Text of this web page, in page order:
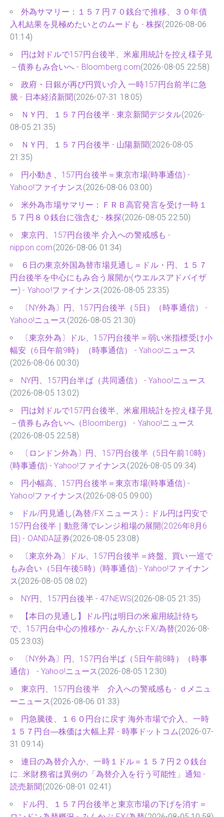
外為サマリー：１５７円７０銭台で推移、３０年債
入札結果を見極めたいとのムードも - 株探(2026-08-06
01:14)
円は対ドルで157円台後半、米雇用統計を控え様子見
－債券もみ合いへ - Bloomberg.com(2026-08-05 22:58)
政府・日銀が再び円買い介入 一時157円台前半に急
騰 - 日本経済新聞 (2026-07-31 18:05)
ＮＹ円、１５７円台後半 - 東京新聞デジタル(2026-
08-05 21:35)
ＮＹ円、１５７円台後半 - 山陽新聞(2026-08-05
21:35)
円小動き、157円台後半＝東京市場(時事通信) -
Yahoo!ファイナンス(2026-08-06 03:00)
米外為市場サマリー：ＦＲＢ高官発言を受け一時１
５７円８０銭台に強含む - 株探(2026-08-05 22:50)
東京円、157円台後半 介入への警戒感も -
nippon.com(2026-08-06 01:34)
６日の東京外国為替市場見通し＝ドル・円、１５７
円台後半を中心にもみ合う展開か(ウエルスアドバイザ
ー) - Yahoo!ファイナンス(2026-08-05 23:35)
〔NY外為〕円、157円台後半（5日）（時事通信） -
Yahoo!ニュース (2026-08-05 21:30)
〔東京外為〕ドル、157円台後半＝弱い米指標受け小
幅安（6日午前9時）（時事通信） - Yahoo!ニュース
(2026-08-06 00:30)
NY円、157円台半ば（共同通信） - Yahoo!ニュース
(2026-08-05 13:02)
円は対ドルで157円台後半、米雇用統計を控え様子見
－債券もみ合いへ（Bloomberg） - Yahoo!ニュース
(2026-08-05 22:58)
〔ロンドン外為〕円、157円台後半（5日午前10時）
(時事通信) - Yahoo!ファイナンス(2026-08-05 09:34)
円小幅高、157円台後半＝東京市場(時事通信) -
Yahoo!ファイナンス(2026-08-05 09:00)
ドル/円見通し(為替/FX ニュース )：ドル円は円安で
157円台後半｜動意薄でレンジ相場の展開(2026年8月6
日) - OANDA証券(2026-08-05 23:08)
〔東京外為〕ドル、157円台後半＝終盤、買い一巡で
もみ合い（5日午後5時）(時事通信) - Yahoo!ファイナン
ス(2026-08-05 08:02)
NY円、157円台後半 - 47NEWS(2026-08-05 21:35)
【本日の見通し】ドル円は明日の米雇用統計待ち
で、157円台中心の推移か - みんかぶ FX/為替(2026-08-
05 23:03)
〔NY外為〕円、157円台半ば（5日午前8時）（時事
通信） - Yahoo!ニュース (2026-08-05 12:30)
東京円、157円台後半 介入への警戒感も - ｄメニュ
ーニュース(2026-08-06 01:33)
円急騰後、１６０円台に戻す 海外市場で介入、一時
１５７円台―株価は大幅上昇 - 時事ドットコム(2026-07-
31 09:14)
連日の為替介入か、一時１ドル＝１５７円２０銭台
に…米財務省は異例の「為替介入を行う可能性」通知 -
読売新聞 (2026-08-01 02:41)
ドル円、１５７円台後半と東京市場の下げを消す＝